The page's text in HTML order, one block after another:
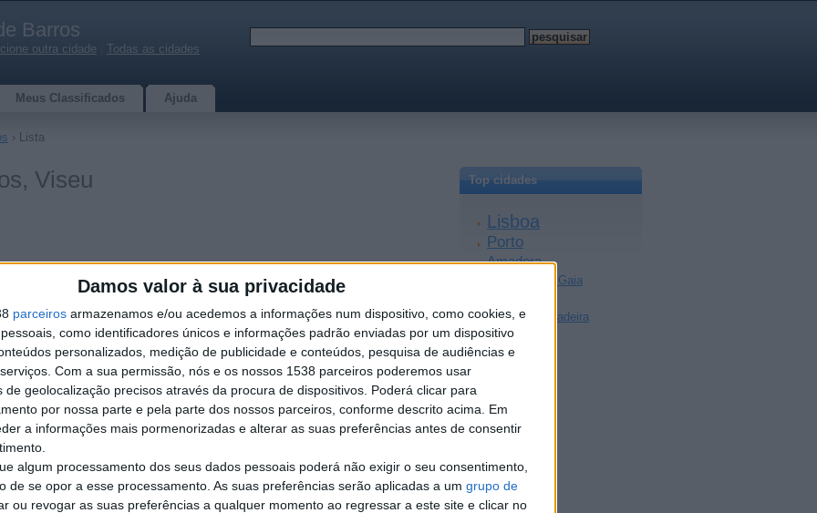
Damos valor à sua privacidade
parceiros armazenamos e/ou acedemos a informações num dispositivo, como cookies, e
como identificadores únicos e informações padrão enviadas por um dispositivo
personalizados, medição de publicidade e conteúdos, pesquisa de audiências e
Com a sua permissão, nós e os nossos 1538 parceiros poderemos usar
de geolocalização precisos através da procura de dispositivos. Poderá clicar para
por nossa parte e pela parte dos nossos parceiros, conforme descrito acima. Em
a informações mais pormenorizadas e alterar as suas preferências antes de consentir
algum processamento dos seus dados pessoais poderá não exigir o seu consentimento,
de se opor a esse processamento. As suas preferências serão aplicadas a um grupo de
ou revogar as suas preferências a qualquer momento ao regressar a este site e clicar no
Barros
outra cidade Todas as cidades
Meus Classificados Ajuda
› Lista
Viseu
0
Top cidades
Lisboa
Porto
Amadora
Vila Nova de Gaia
Achada da Madeira
Coimbra
Sintra
Faro
Almada
Leiria
Viseu
Mais